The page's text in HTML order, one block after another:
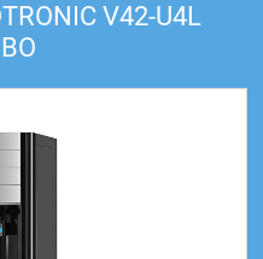
V42-U4L